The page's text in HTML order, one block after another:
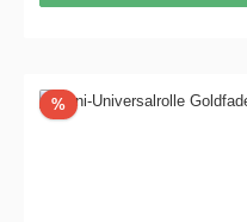
%Rabatt